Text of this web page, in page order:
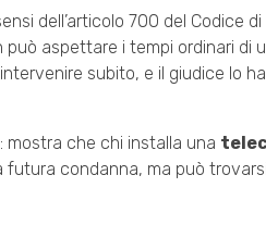
dell’articolo 700 del Codice
aspettare i tempi ordinari di
subito, e il giudice lo
che chi installa una
futura condanna, ma può